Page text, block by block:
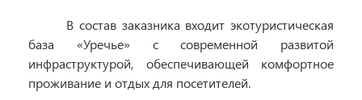
В состав заказника входит экотуристическая
база «Уречье» с современной развитой
инфраструктурой, обеспечивающей комфортное
проживание и отдых для посетителей.